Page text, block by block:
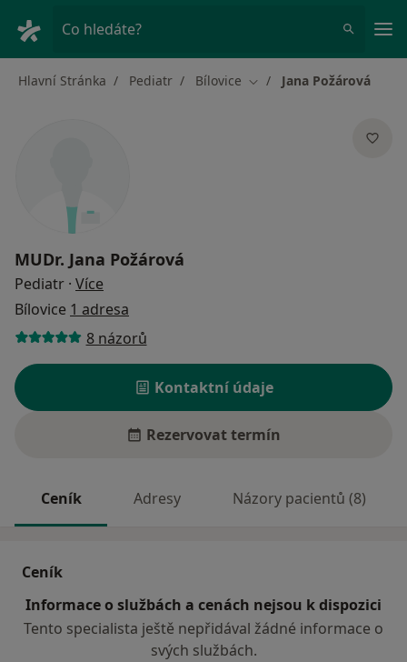
Co hledáte?
Hlavní Stránka Pediatr Bílovice Změna města
Jana Požárová
MUDr. Jana Požárová
Pediatr · Více
Bílovice 1 adresa
8 názorů
Kontaktní údaje
Rezervovat termín
Ceník Adresy Názory pacientů (8)
Ceník
Informace o službách a cenách nejsou k dispozici
Tento specialista ještě nepřidával žádné informace o
svých službách.